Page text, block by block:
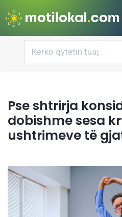
Pse shtrirja
dobishme sesa
ushtrimeve të